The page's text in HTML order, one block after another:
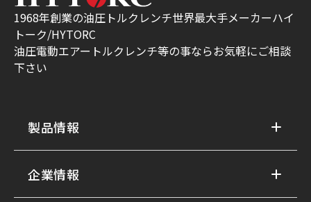
1968年創業の油圧トルクレンチ世界最大手メーカーハイ
トーク/HYTORC
油圧電動エアートルクレンチ等の事ならお気軽にご相談
下さい
製品情報
企業情報